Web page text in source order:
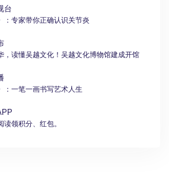
台
：专家带你正确认识关节炎
，读懂吴越文化！吴越文化博物馆建成开馆
：一笔一画书写艺术人生
读领积分、红包。